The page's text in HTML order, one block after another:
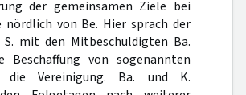
der gemeinsamen Ziele bei
von Be. Hier sprach der
mit den Mitbeschuldigten Ba.
Beschaffung von sogenannten
die Vereinigung. Ba. und K.